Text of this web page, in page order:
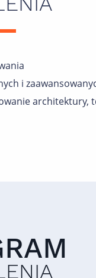
i
architektury,